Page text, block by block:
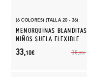
(6 COLORES) (TALLA 20 - 36)
MENORQUINAS BLANDITAS
NIÑOS SUELA FLEXIBLE
38,95€
33,10€